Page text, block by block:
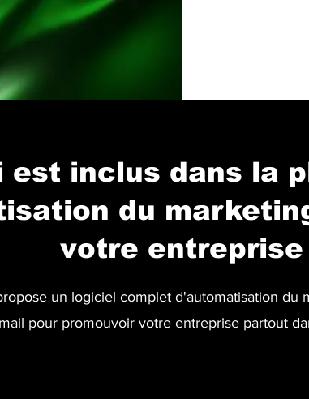
est inclus dans la
du
votre entreprise
un logiciel complet d'automatisation du
pour promouvoir votre entreprise partout